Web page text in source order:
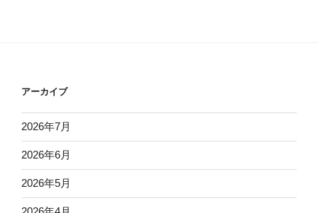
アーカイブ
2026年7月
2026年6月
2026年5月